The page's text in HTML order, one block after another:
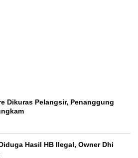
Dikuras Pelangsir, Penanggung
Hasil HB Ilegal, Owner Dhi